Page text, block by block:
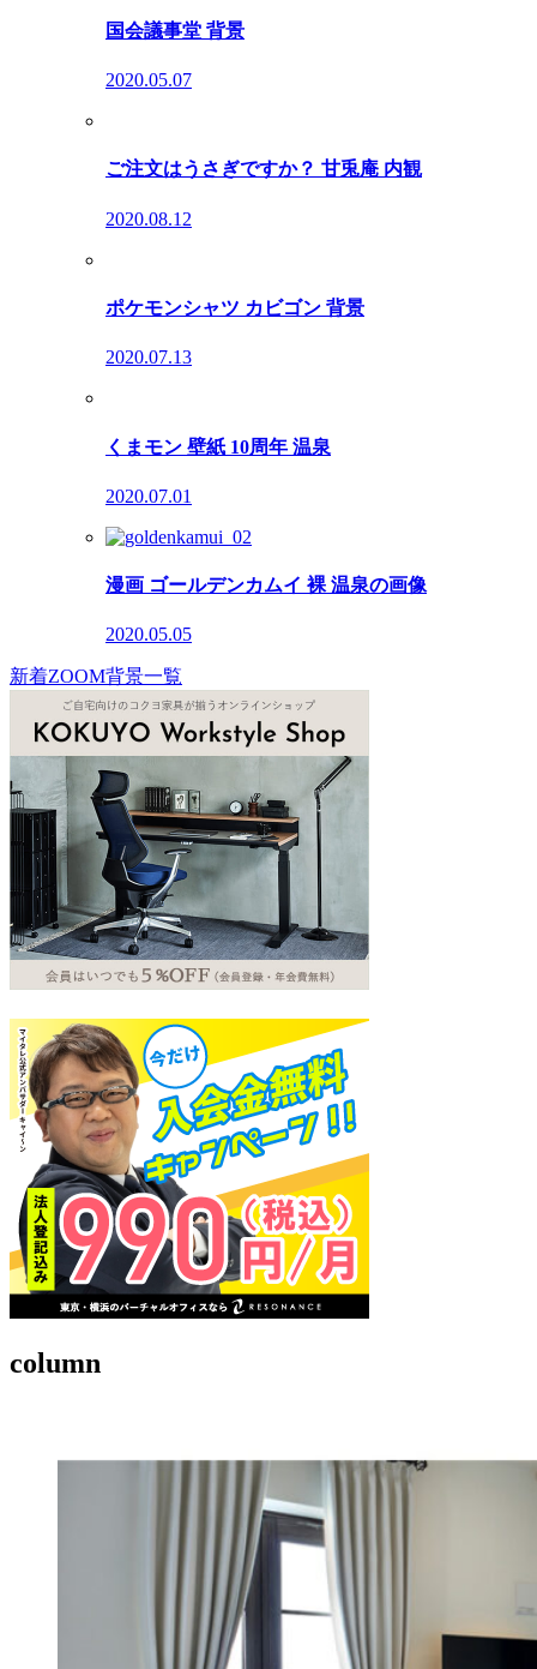
国会議事堂 背景
2020.05.07
ご注文はうさぎですか？ 甘兎庵 内観
2020.08.12
ポケモンシャツ カビゴン 背景
2020.07.13
くまモン 壁紙 10周年 温泉
2020.07.01
漫画 ゴールデンカムイ 裸 温泉の画像
2020.05.05
新着ZOOM背景一覧
column